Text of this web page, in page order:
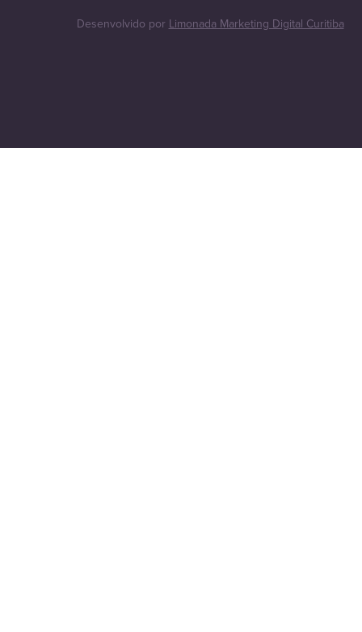
Desenvolvido por Limonada Marketing Digital Curitiba